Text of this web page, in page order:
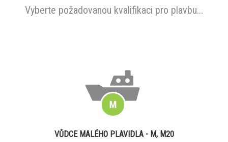
Vyberte požadovanou kvalifikaci pro plavbu...
VŮDCE MALÉHO PLAVIDLA - M, M20